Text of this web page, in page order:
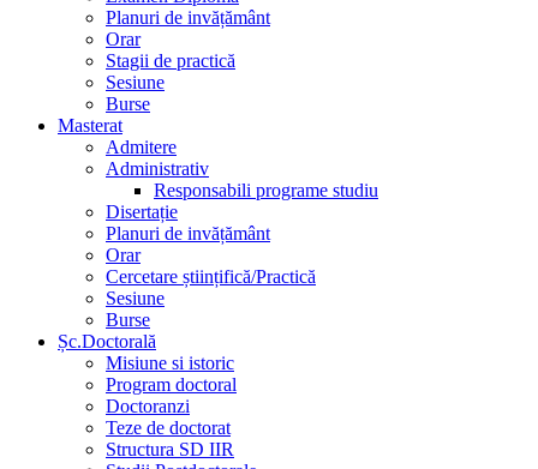
Planuri de invățământ
Orar
Stagii de practică
Sesiune
Burse
Masterat
Admitere
Administrativ
Responsabili programe studiu
Disertație
Planuri de invățământ
Orar
Cercetare științifică/Practică
Sesiune
Burse
Șc.Doctorală
Misiune si istoric
Program doctoral
Doctoranzi
Teze de doctorat
Structura SD IIR